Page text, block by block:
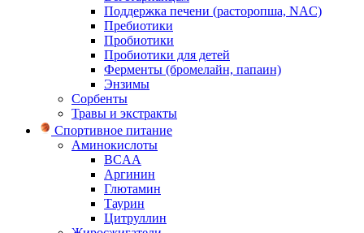
Поддержка печени (расторопша, NAC)
Пребиотики
Пробиотики
Пробиотики для детей
Ферменты (бромелайн, папаин)
Энзимы
Сорбенты
Травы и экстракты
Спортивное питание
Аминокислоты
BCAA
Аргинин
Глютамин
Таурин
Цитруллин